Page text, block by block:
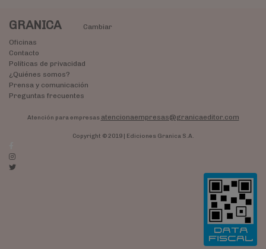
GRANICA
Cambiar
Oficinas
Contacto
Políticas de privacidad
¿Quiénes somos?
Prensa y comunicación
Preguntas frecuentes
Atención para empresas atencionaempresas@granicaeditor.com
Copyright © 2019 | Ediciones Granica S.A.